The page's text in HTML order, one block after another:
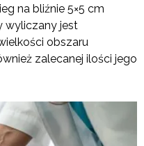
na bliźnie 5×5 cm
wyliczany jest
obszaru
zalecanej ilości jego